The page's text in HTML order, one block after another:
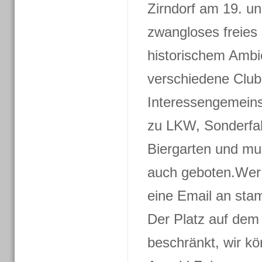
Zirndorf am 19.
zwangloses
historischem
verschiedene
zu LKW,
Biergarten und
auch
eine Email an
Der Platz auf
beschränkt, wir